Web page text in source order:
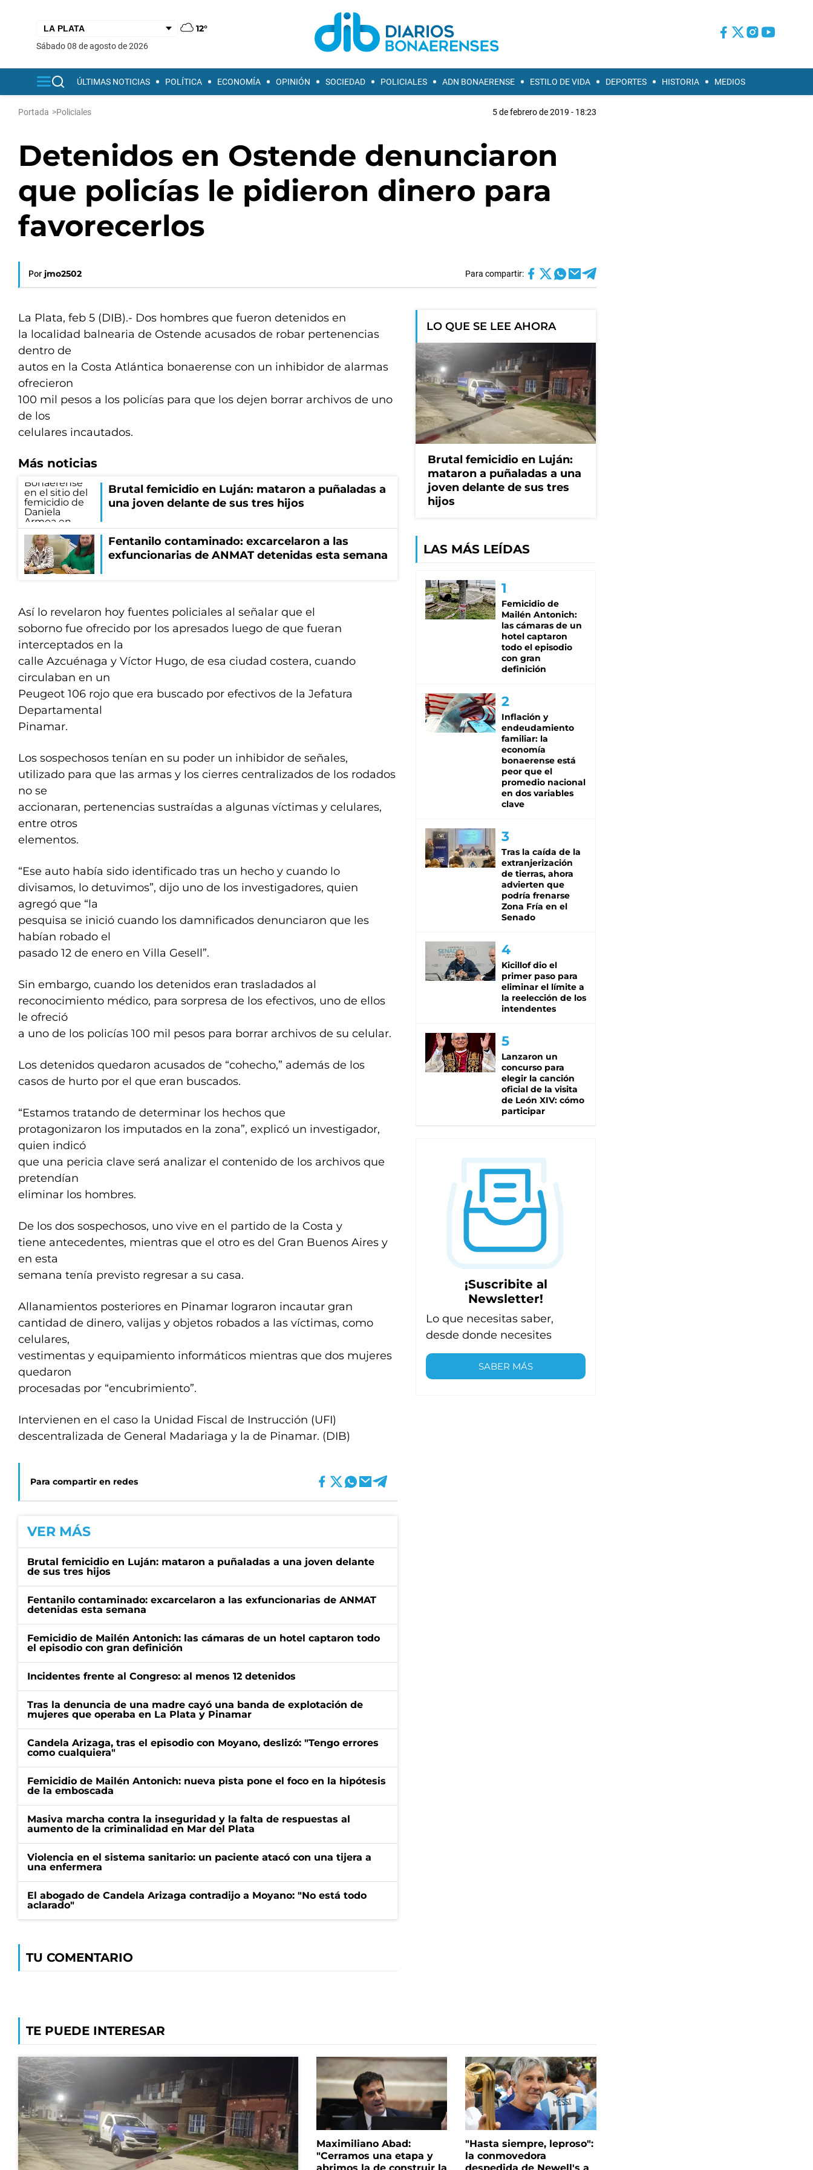
12°
sábado 08 de agosto de 2026
ÚLTIMAS NOTICIAS POLÍTICA ECONOMÍA OPINIÓN SOCIEDAD POLICIALES ADN BONAERENSE ESTILO DE VIDA DEPORTES HISTORIA MEDIOS
Portada >Policiales 5 de febrero de 2019 - 18:23
Detenidos en Ostende denunciaron
que policías le pidieron dinero para
favorecerlos
Por jmo2502 Para compartir:
La Plata, feb 5 (DIB).- Dos hombres que fueron detenidos en
la localidad balnearia de Ostende acusados de robar pertenencias
dentro de
autos en la Costa Atlántica bonaerense con un inhibidor de alarmas
ofrecieron
100 mil pesos a los policías para que los dejen borrar archivos de uno
de los
celulares incautados.
Más noticias
Brutal femicidio en Luján: mataron a puñaladas a
una joven delante de sus tres hijos
Fentanilo contaminado: excarcelaron a las
exfuncionarias de ANMAT detenidas esta semana
Así lo revelaron hoy fuentes policiales al señalar que el
soborno fue ofrecido por los apresados luego de que fueran
interceptados en la
calle Azcuénaga y Víctor Hugo, de esa ciudad costera, cuando
circulaban en un
Peugeot 106 rojo que era buscado por efectivos de la Jefatura
Departamental
Pinamar.
Los sospechosos tenían en su poder un inhibidor de señales,
utilizado para que las armas y los cierres centralizados de los rodados
no se
accionaran, pertenencias sustraídas a algunas víctimas y celulares,
entre otros
elementos.
“Ese auto había sido identificado tras un hecho y cuando lo
divisamos, lo detuvimos”, dijo uno de los investigadores, quien
agregó que “la
pesquisa se inició cuando los damnificados denunciaron que les
habían robado el
pasado 12 de enero en Villa Gesell”.
Sin embargo, cuando los detenidos eran trasladados al
reconocimiento médico, para sorpresa de los efectivos, uno de ellos
le ofreció
a uno de los policías 100 mil pesos para borrar archivos de su celular.
Los detenidos quedaron acusados de “cohecho,” además de los
casos de hurto por el que eran buscados.
“Estamos tratando de determinar los hechos que
protagonizaron los imputados en la zona”, explicó un investigador,
quien indicó
que una pericia clave será analizar el contenido de los archivos que
pretendían
eliminar los hombres.
De los dos sospechosos, uno vive en el partido de la Costa y
tiene antecedentes, mientras que el otro es del Gran Buenos Aires y
en esta
semana tenía previsto regresar a su casa.
Allanamientos posteriores en Pinamar lograron incautar gran
cantidad de dinero, valijas y objetos robados a las víctimas, como
celulares,
vestimentas y equipamiento informáticos mientras que dos mujeres
quedaron
procesadas por “encubrimiento”.
Intervienen en el caso la Unidad Fiscal de Instrucción (UFI)
descentralizada de General Madariaga y la de Pinamar. (DIB)
Para compartir en redes
VER MÁS
Brutal femicidio en Luján: mataron a puñaladas a una joven delante
de sus tres hijos
Fentanilo contaminado: excarcelaron a las exfuncionarias de ANMAT
detenidas esta semana
Femicidio de Mailén Antonich: las cámaras de un hotel captaron todo
el episodio con gran definición
Incidentes frente al Congreso: al menos 12 detenidos
Tras la denuncia de una madre cayó una banda de explotación de
mujeres que operaba en La Plata y Pinamar
Candela Arizaga, tras el episodio con Moyano, deslizó: "Tengo errores
como cualquiera"
Femicidio de Mailén Antonich: nueva pista pone el foco en la hipótesis
de la emboscada
Masiva marcha contra la inseguridad y la falta de respuestas al
aumento de la criminalidad en Mar del Plata
Violencia en el sistema sanitario: un paciente atacó con una tijera a
una enfermera
El abogado de Candela Arizaga contradijo a Moyano: "No está todo
aclarado"
TU COMENTARIO
LO QUE SE LEE AHORA
Brutal femicidio en Luján:
mataron a puñaladas a una
joven delante de sus tres
hijos
LAS MÁS LEÍDAS
Femicidio de
Mailén Antonich:
las cámaras de un
hotel captaron
todo el episodio
con gran
definición
Inflación y
endeudamiento
familiar: la
economía
bonaerense está
peor que el
promedio nacional
en dos variables
clave
Tras la caída de la
extranjerización
de tierras, ahora
advierten que
podría frenarse
Zona Fría en el
Senado
Kicillof dio el
primer paso para
eliminar el límite a
la reelección de los
intendentes
Lanzaron un
concurso para
elegir la canción
oficial de la visita
de León XIV: cómo
participar
¡Suscribite al
Newsletter!
Lo que necesitas saber,
desde donde necesites
SABER MÁS
TE PUEDE INTERESAR
Maximiliano Abad:
"Cerramos una etapa y
"Hasta siempre, leproso":
la conmovedora